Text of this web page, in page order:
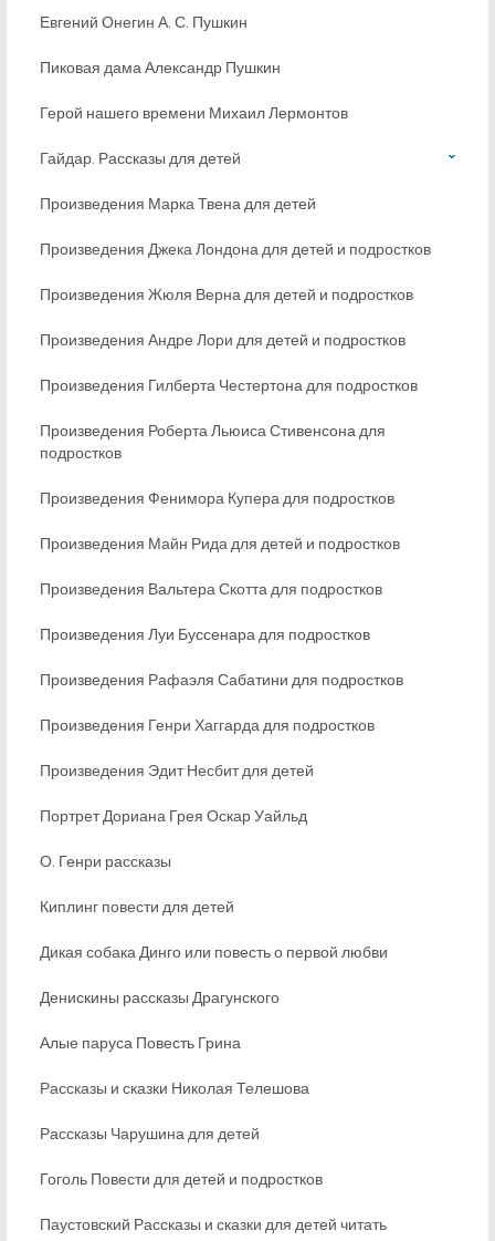
Евгений Онегин А. С. Пушкин
Пиковая дама Александр Пушкин
Герой нашего времени Михаил Лермонтов
Гайдар. Рассказы для детей
Произведения Марка Твена для детей
Произведения Джека Лондона для детей и подростков
Произведения Жюля Верна для детей и подростков
Произведения Андре Лори для детей и подростков
Произведения Гилберта Честертона для подростков
Произведения Роберта Льюиса Стивенсона для
подростков
Произведения Фенимора Купера для подростков
Произведения Майн Рида для детей и подростков
Произведения Вальтера Скотта для подростков
Произведения Луи Буссенара для подростков
Произведения Рафаэля Сабатини для подростков
Произведения Генри Хаггарда для подростков
Произведения Эдит Несбит для детей
Портрет Дориана Грея Оскар Уайльд
О. Генри рассказы
Киплинг повести для детей
Дикая собака Динго или повесть о первой любви
Денискины рассказы Драгунского
Алые паруса Повесть Грина
Рассказы и сказки Николая Телешова
Рассказы Чарушина для детей
Гоголь Повести для детей и подростков
Паустовский Рассказы и сказки для детей читать